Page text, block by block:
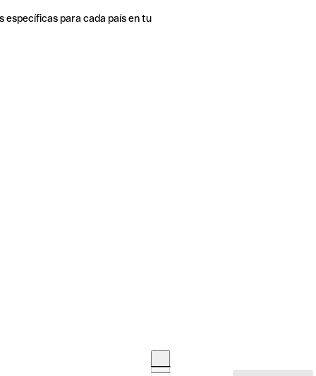
específicas para cada país en tu